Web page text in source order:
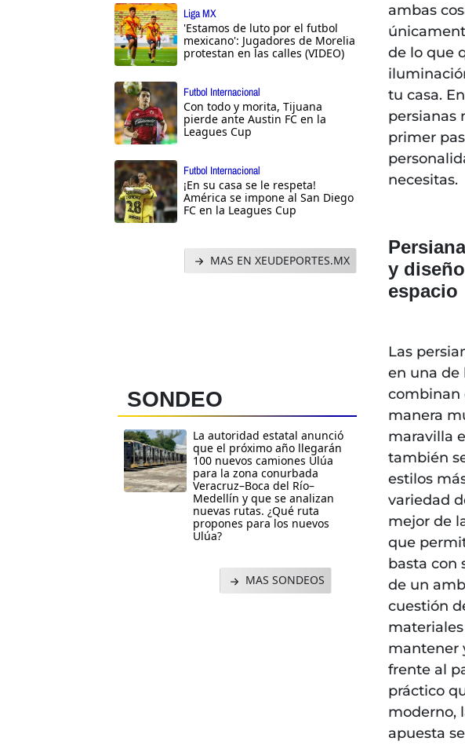
Liga MX
'Estamos de luto por el futbol
mexicano': Jugadores de Morelia
protestan en las calles (VIDEO)
Futbol Internacional
Con todo y morita, Tijuana
pierde ante Austin FC en la
Leagues Cup
Futbol Internacional
¡En su casa se le respeta!
América se impone al San Diego
FC en la Leagues Cup
MAS EN XEUDEPORTES.MX
SONDEO
La autoridad estatal anunció
que el próximo año llegarán
100 nuevos camiones Ulúa
para la zona conurbada
Veracruz–Boca del Río–
Medellín y que se analizan
nuevas rutas. ¿Qué ruta
propones para los nuevos
Ulúa?
MAS SONDEOS
ambas
de lo que
tu casa.
persianas
primer
necesitas.
y
espacio
Las
en una de
combinan
manera
maravilla
también
estilos
variedad
mejor de
que
basta con
de un
cuestión
mantener
frente al
práctico
moderno,
apuesta